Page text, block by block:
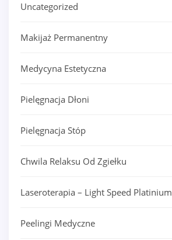
Uncategorized
Makijaż Permanentny
Medycyna Estetyczna
Pielęgnacja Dłoni
Pielęgnacja Stóp
Chwila Relaksu Od Zgiełku
Laseroterapia – Light Speed Platinium
Peelingi Medyczne